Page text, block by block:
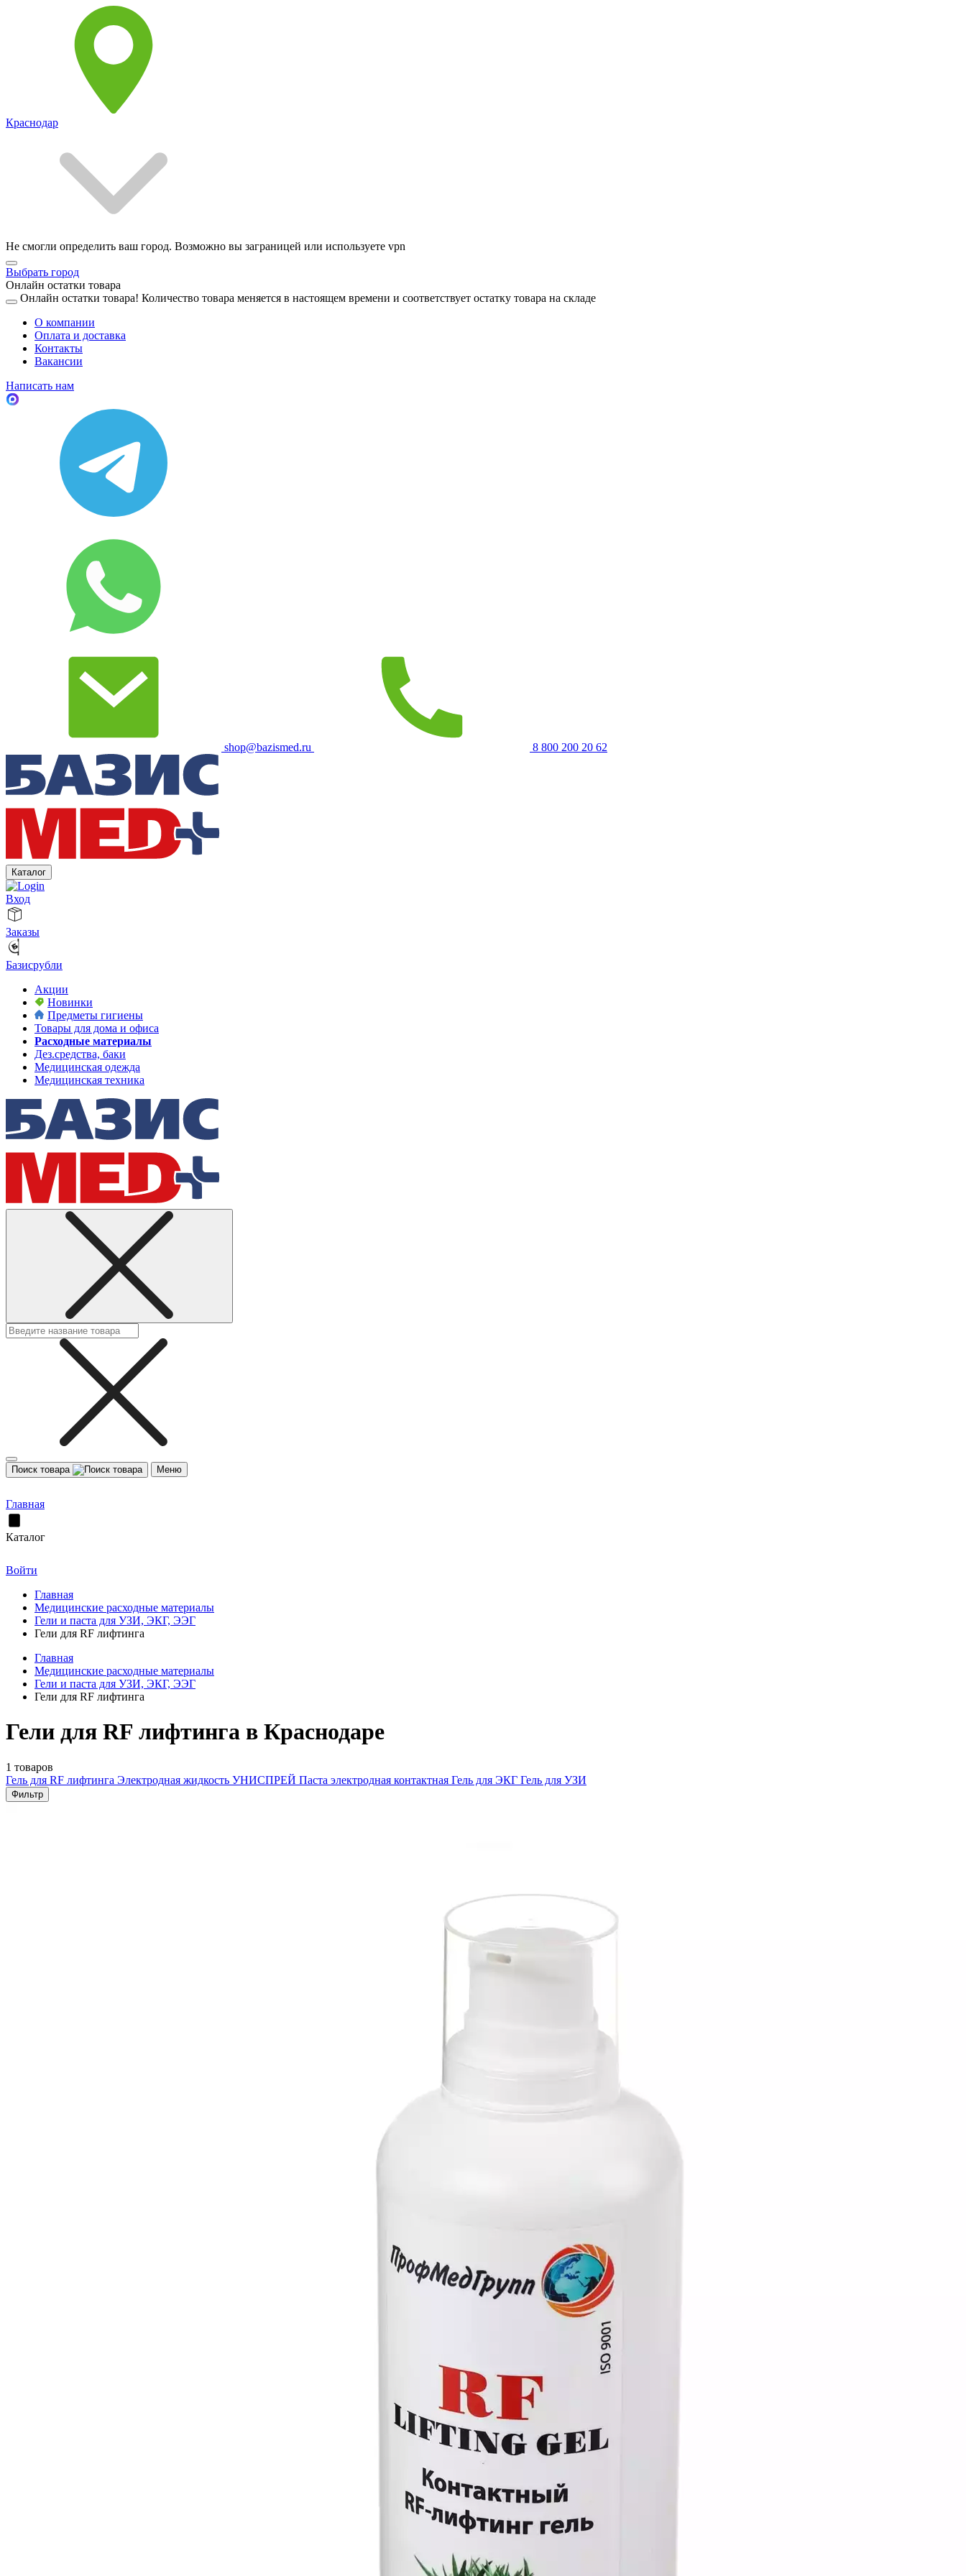
Краснодар
Не смогли определить ваш город. Возможно вы заграницей или используете vpn
Выбрать город
Онлайн остатки товара
Онлайн остатки товара! Количество товара меняется в настоящем времени и соответствует остатку товара на складе
О компании
Оплата и доставка
Контакты
Вакансии
Написать нам
shop@bazismed.ru 8 800 200 20 62
Каталог
Вход
Заказы
Базисрубли
Акции
Новинки
Предметы гигиены
Товары для дома и офиса
Расходные материалы
Дез.средства, баки
Медицинская одежда
Медицинская техника
Поиск товара Меню
Главная
Каталог
Войти
Главная
Медицинские расходные материалы
Гели и паста для УЗИ, ЭКГ, ЭЭГ
Гели для RF лифтинга
Главная
Медицинские расходные материалы
Гели и паста для УЗИ, ЭКГ, ЭЭГ
Гели для RF лифтинга
Гели для RF лифтинга в Краснодаре
1 товаров
Гель для RF лифтинга Электродная жидкость УНИСПРЕЙ Паста электродная контактная Гель для ЭКГ Гель для УЗИ
Фильтр